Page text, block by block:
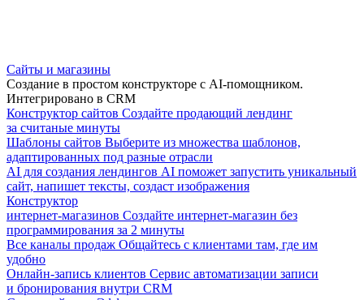
Сайты и магазины
Создание в простом конструкторе с AI-помощником.
Интегрировано в CRM
Конструктор сайтов Создайте продающий лендинг
за считаные минуты
Шаблоны сайтов Выберите из множества шаблонов,
адаптированных под разные отрасли
AI для создания лендингов AI поможет запустить уникальный
сайт, напишет тексты, создаст изображения
Конструктор
интернет-магазинов Создайте интернет-магазин без
программирования за 2 минуты
Все каналы продаж Общайтесь с клиентами там, где им
удобно
Онлайн-запись клиентов Сервис автоматизации записи
и бронирования внутри CRM